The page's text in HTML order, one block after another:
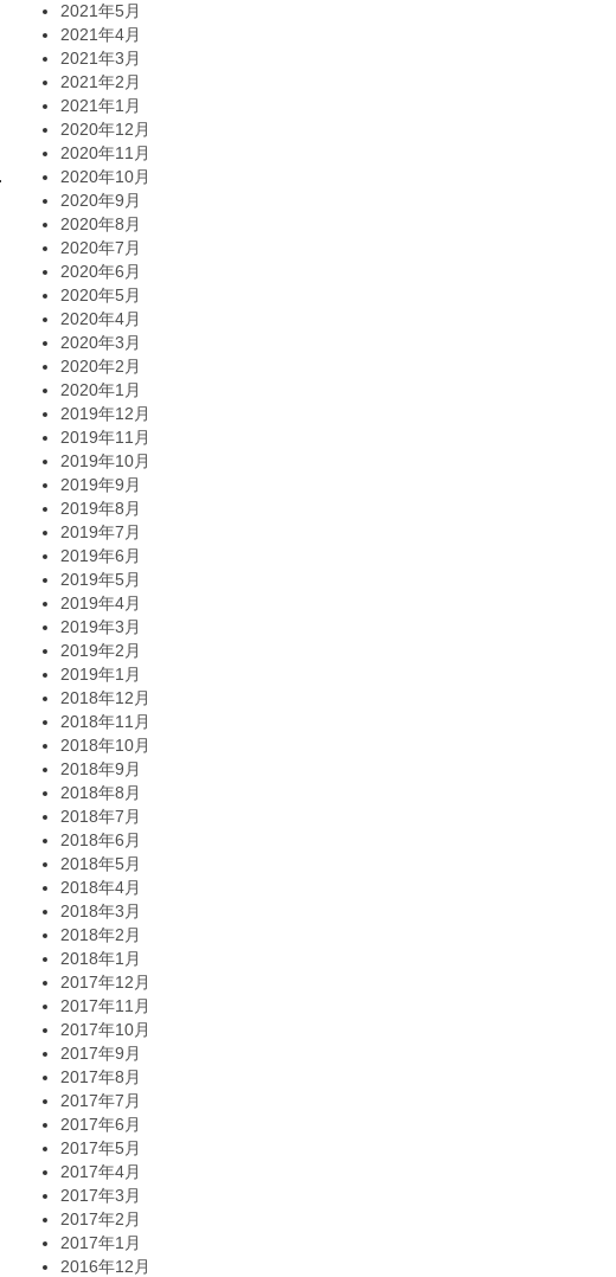
2021年5月
2021年4月
2021年3月
2021年2月
2021年1月
2020年12月
2020年11月
2020年10月
2020年9月
2020年8月
2020年7月
2020年6月
2020年5月
2020年4月
2020年3月
2020年2月
2020年1月
2019年12月
2019年11月
2019年10月
2019年9月
2019年8月
2019年7月
2019年6月
2019年5月
2019年4月
2019年3月
2019年2月
2019年1月
2018年12月
2018年11月
2018年10月
2018年9月
2018年8月
2018年7月
2018年6月
2018年5月
2018年4月
2018年3月
2018年2月
2018年1月
2017年12月
2017年11月
2017年10月
2017年9月
2017年8月
2017年7月
2017年6月
2017年5月
2017年4月
2017年3月
2017年2月
2017年1月
2016年12月